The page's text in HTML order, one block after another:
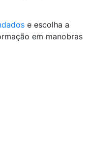
e escolha a
em manobras